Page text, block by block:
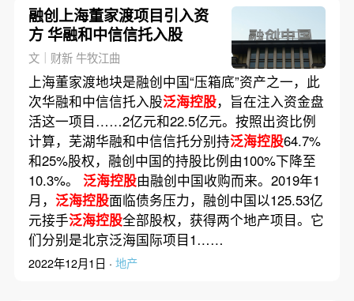
融创上海董家渡项目引入资
方 华融和中信信托入股
文｜财新 牛牧江曲
上海董家渡地块是融创中国“压箱底”资产之一，此
次华融和中信信托入股泛海控股，旨在注入资金盘
活这一项目……2亿元和22.5亿元。按照出资比例
计算，芜湖华融和中信信托分别持泛海控股64.7%
和25%股权，融创中国的持股比例由100%下降至
10.3%。 泛海控股由融创中国收购而来。2019年1
月， 泛海控股面临债务压力，融创中国以125.53亿
元接手泛海控股全部股权，获得两个地产项目。它
们分别是北京泛海国际项目1……
2022年12月1日 · 地产